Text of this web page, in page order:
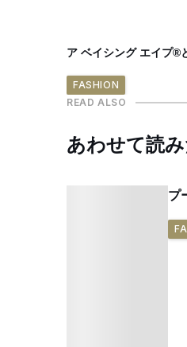
ア ベイシング エイプ®
FASHION
READ ALSO
あわせて読
プ